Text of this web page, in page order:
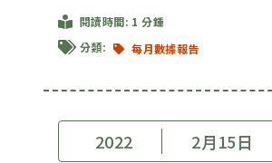
閱讀時間: 1 分鍾
分類:
每月數據報告
2022 2月15日